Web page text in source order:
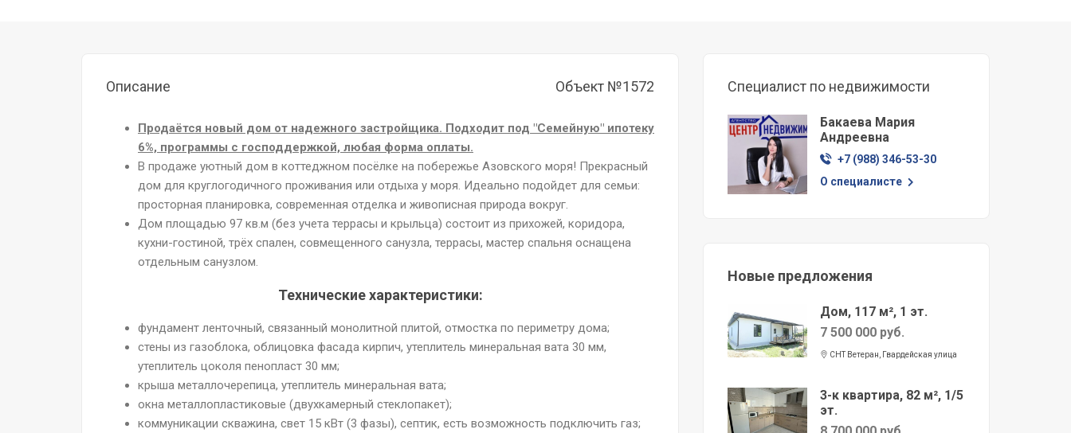
Описание Объект №1572
Продаётся новый дом от надежного застройщика. Подходит под "Семейную" ипотеку
6%, программы с господдержкой, любая форма оплаты.
В продаже уютный дом в коттеджном посёлке на побережье Азовского моря! Прекрасный
дом для круглогодичного проживания или отдыха у моря. Идеально подойдет для семьи:
просторная планировка, современная отделка и живописная природа вокруг.
Дом площадью 97 кв.м (без учета террасы и крыльца) состоит из прихожей, коридора,
кухни-гостиной, трёх спален, совмещенного санузла, террасы, мастер спальня оснащена
отдельным санузлом.
Технические характеристики:
фундамент ленточный, связанный монолитной плитой, отмостка по периметру дома;
стены из газоблока, облицовка фасада кирпич, утеплитель минеральная вата 30 мм,
утеплитель цоколя пенопласт 30 мм;
крыша металлочерепица, утеплитель минеральная вата;
окна металлопластиковые (двухкамерный стеклопакет);
коммуникации скважина, свет 15 кВт (3 фазы), септик, есть возможность подключить газ;
Специалист по недвижимости
Бакаева Мария
Андреевна
+7 (988) 346-53-30
О специалисте
Новые предложения
Дом, 117 м², 1 эт.
7 500 000 руб.
СНТ Ветеран, Гвардейская улица
3-к квартира, 82 м², 1/5
эт.